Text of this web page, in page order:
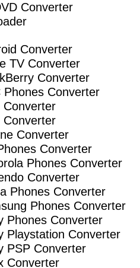
Converter
Converter
TV Converter
Converter
Phones Converter
Converter
Converter
Converter
Converter
Phones Converter
Converter
Phones Converter
Phones Converter
Phones Converter
Playstation Converter
PSP Converter
Converter